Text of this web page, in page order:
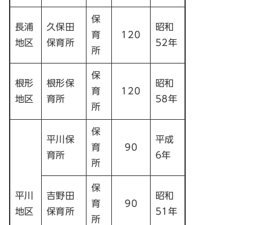
長浦
地区
久保田
保育所
保
育
所
120
昭和
52年
根形
地区
根形保
育所
保
育
所
120
昭和
58年
平川
地区
平川保
育所
保
育
所
90
平成
6年
吉野田
保育所
保
育
所
90
昭和
51年